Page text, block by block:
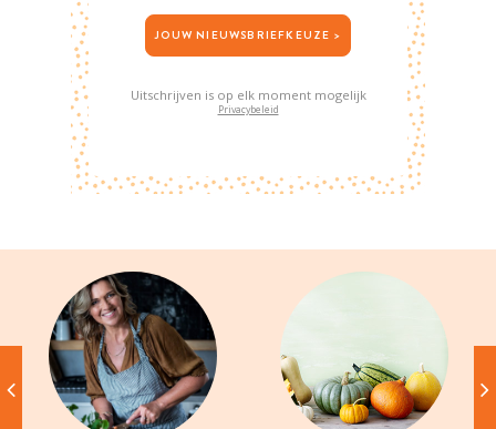
JOUW NIEUWSBRIEFKEUZE >
Uitschrijven is op elk moment mogelijk
Privacybeleid